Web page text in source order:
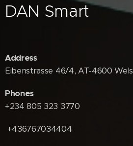
DAN Smart
Address
Eibenstrasse 46/4, AT-4600 Wels
Phones
+234 805 323 3770
+436767034404